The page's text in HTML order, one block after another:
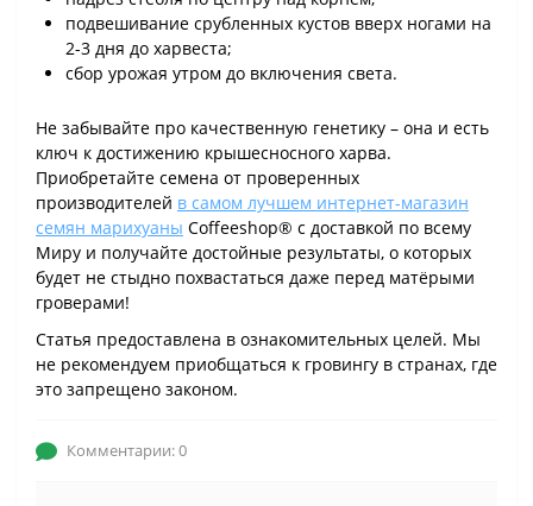
подвешивание срубленных кустов вверх ногами на
2-3 дня до харвеста;
сбор урожая утром до включения света.
Не забывайте про качественную генетику – она и есть
ключ к достижению крышесносного харва.
Приобретайте семена от проверенных
производителей в самом лучшем интернет-магазин
семян марихуаны Coffeeshop® с доставкой по всему
Миру и получайте достойные результаты, о которых
будет не стыдно похвастаться даже перед матёрыми
гроверами!
Статья предоставлена в ознакомительных целей. Мы
не рекомендуем приобщаться к гровингу в странах, где
это запрещено законом.
Комментарии: 0